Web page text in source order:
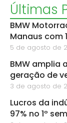
Últimas
BMW
Manaus com
5 de agosto de
BMW amplia
geração de
3 de agosto de
Lucros da
97% no 1º